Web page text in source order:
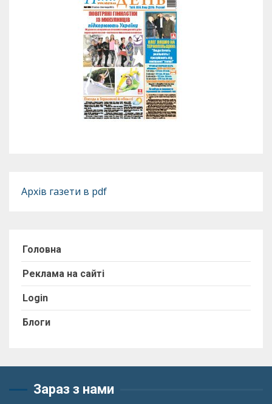
Архів газети в pdf
Головна
Реклама на сайті
Login
Блоги
Зараз з нами